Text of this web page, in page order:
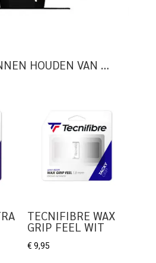
HOUDEN VAN …
TECNIFIBRE WAX
GRIP FEEL WIT
€ 9,95